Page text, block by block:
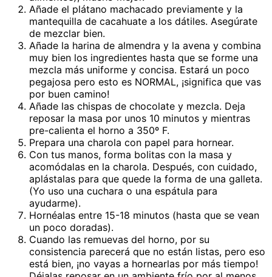
Añade el plátano machacado previamente y la
mantequilla de cacahuate a los dátiles. Asegúrate
de mezclar bien.
Añade la harina de almendra y la avena y combina
muy bien los ingredientes hasta que se forme una
mezcla más uniforme y concisa. Estará un poco
pegajosa pero esto es NORMAL, ¡significa que vas
por buen camino!
Añade las chispas de chocolate y mezcla. Deja
reposar la masa por unos 10 minutos y mientras
pre-calienta el horno a 350º F.
Prepara una charola con papel para hornear.
Con tus manos, forma bolitas con la masa y
acomódalas en la charola. Después, con cuidado,
aplástalas para que quede la forma de una galleta.
(Yo uso una cuchara o una espátula para
ayudarme).
Hornéalas entre 15-18 minutos (hasta que se vean
un poco doradas).
Cuando las remuevas del horno, por su
consistencia parecerá que no están listas, pero eso
está bien, ¡no vayas a hornearlas por más tiempo!